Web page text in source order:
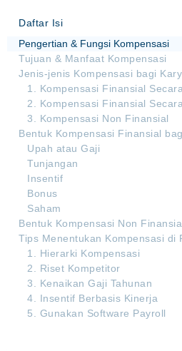
Daftar Isi
Pengertian & Fungsi Kompensasi
Tujuan & Manfaat Kompensasi
Jenis-jenis Kompensasi bagi
1. Kompensasi Finansial
2. Kompensasi Finansial
3. Kompensasi Non Finansial
Bentuk Kompensasi Finansial
Upah atau Gaji
Tunjangan
Insentif
Bonus
Saham
Bentuk Kompensasi Non
Tips Menentukan Kompensasi di
1. Hierarki Kompensasi
2. Riset Kompetitor
3. Kenaikan Gaji Tahunan
4. Insentif Berbasis Kinerja
5. Gunakan Software Payroll